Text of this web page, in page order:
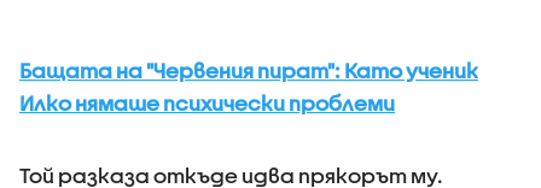
Бащата на "Червения пират": Като ученик
Илко нямаше психически проблеми
Той разказа откъде идва прякорът му.